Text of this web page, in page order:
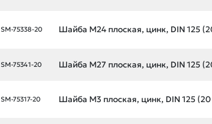
SM-75338-20 Шайба М24 плоская, цинк, DIN 125
SM-75341-20 Шайба М27 плоская, цинк, DIN 125
SM-75317-20 Шайба М3 плоская, цинк, DIN 125 (20